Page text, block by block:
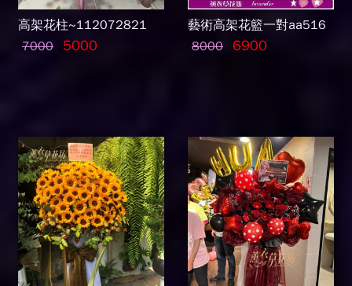
高架花柱~112072821
7000
5000
藝術高架花籃一對aa516
8000 6900